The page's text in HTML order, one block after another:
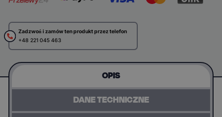
Zadzwoń i zamów ten produkt przez telefon
+48 221 045 463
OPIS
DANE TECHNICZNE